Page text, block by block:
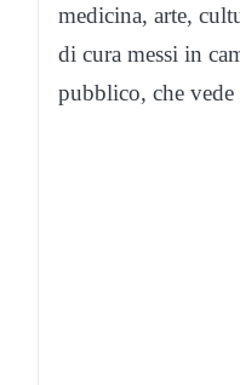
medicina, arte,
di cura messi in
pubblico, che